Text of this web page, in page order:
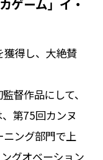
ゲーム」イ・
獲得し、大絶賛
督作品にして、
第75回カンヌ
ング部門で上
グオベーション